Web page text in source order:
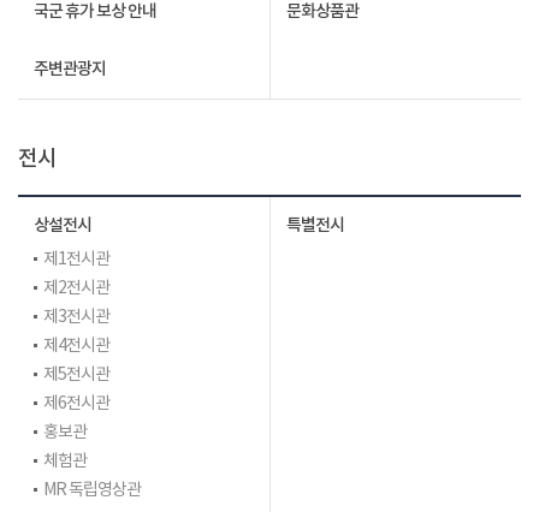
국군 휴가 보상 안내 문화상품관
주변관광지
전시
상설전시
제1전시관
제2전시관
제3전시관
제4전시관
제5전시관
제6전시관
홍보관
체험관
MR 독립영상관
특별전시